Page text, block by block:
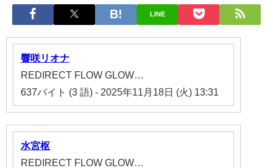
LINE
響咲リオナ
REDIRECT FLOW GLOW…
637バイト (3 語) - 2025年11月18日 (火) 13:31
水宮枢
REDIRECT FLOW GLOW…